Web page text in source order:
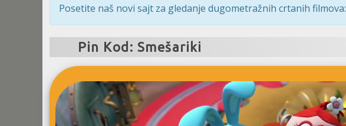
Posetite naš novi sajt za gledanje dugometražnih crtanih filmova:
Pin Kod: Smešariki